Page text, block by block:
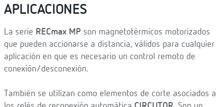
APLICACIONES
La serie RECmax MP son magnetotérmicos motorizados
que pueden accionarse a distancia, válidos para cualquier
aplicación en que es necesario un control remoto de
conexión/desconexión.
También se utilizan como elementos de corte asociados a